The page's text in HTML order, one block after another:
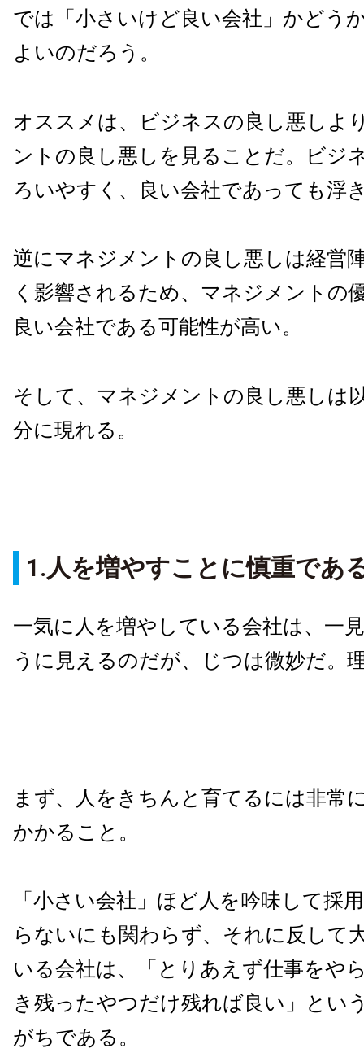
では「小さいけど良い会社」かどう
よいのだろう。
オススメは、ビジネスの良し悪しよ
ントの良し悪しを見ることだ。ビジ
ろいやすく、良い会社であっても浮
逆にマネジメントの良し悪しは経営
く影響されるため、マネジメントの
良い会社である可能性が高い。
そして、マネジメントの良し悪しは
分に現れる。
1.人を増やすことに慎重であ
一気に人を増やしている会社は、一
うに見えるのだが、じつは微妙だ。
まず、人をきちんと育てるには非常
かかること。
「小さい会社」ほど人を吟味して採
らないにも関わらず、それに反して
いる会社は、「とりあえず仕事をや
き残ったやつだけ残れば良い」とい
がちである。